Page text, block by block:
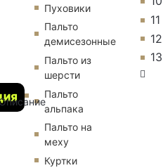
Пуховики
Пальто
демисезонные
Пальто из
шерсти
Пальто
альпака
Пальто на
меху
Куртки
11
12
13